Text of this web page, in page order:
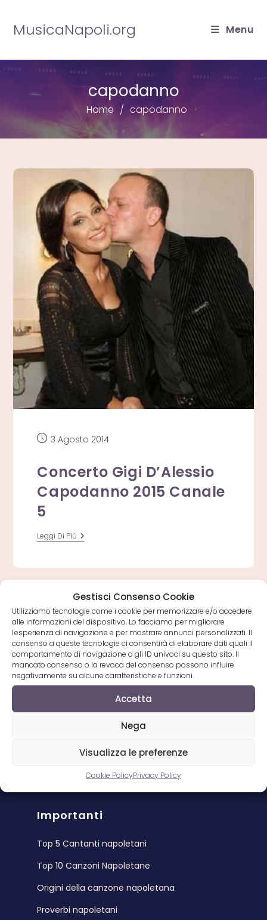
Gestisci Consenso Cookie
Utilizziamo tecnologie come i cookie per memorizzare e/o accedere
alle informazioni del dispositivo. Lo facciamo per migliorare
l'esperienza di navigazione e per mostrare annunci personalizzati. Il
consenso a queste tecnologie ci consentirà di elaborare dati quali il
comportamento di navigazione o gli ID univoci su questo sito. Il
mancato consenso o la revoca del consenso possono influire
negativamente su alcune caratteristiche e funzioni.
Accetta
Nega
Visualizza le preferenze
Cookie PolicyPrivacy Policy
contenuto
MusicaNapoli.org Menu
capodanno
Home capodanno
Articolo
3 Agosto 2014
Concerto Gigi D’Alessio
Capodanno 2015 Canale
5
Leggi Di Più Concerto
Gigi
Capodanno
5
Musica Napoli
Musica Napoli
di musica napoletana che raccoglie, per gli
amanti delle canzoni napoletane, tutti i CD, i
MusicaNapoli partecipa al programma di
Importanti
Top 5 Cantanti napoletani
Top 10 Canzoni Napoletane
Origini della canzone napoletana
Proverbi napoletani